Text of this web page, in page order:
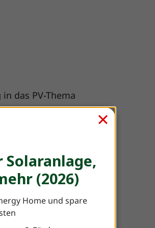
das PV-Thema
den
Solaranlage,
(2026)
Home und spare